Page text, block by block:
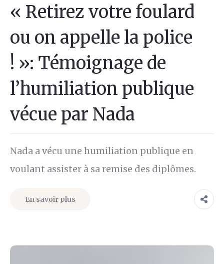
« Retirez votre foulard
ou on appelle la police
! »: Témoignage de
l’humiliation publique
vécue par Nada
Nada a vécu une humiliation publique en
voulant assister à sa remise des diplômes.
En savoir plus